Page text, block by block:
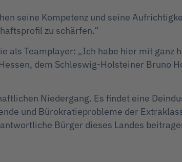
seine Kompetenz und seine
zu schärfen.“
Teamplayer: „Ich habe hier mit ganz
dem Schleswig-Holsteiner Bruno
Niedergang. Es findet eine
und Bürokratieprobleme der
Bürger dieses Landes